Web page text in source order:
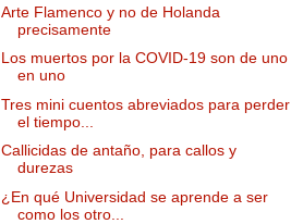
Arte Flamenco y no de Holanda
precisamente
Los muertos por la COVID-19 son de uno
en uno
Tres mini cuentos abreviados para perder
el tiempo...
Callicidas de antaño, para callos y
durezas
¿En qué Universidad se aprende a ser
como los otro...